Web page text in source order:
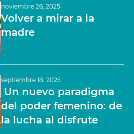
noviembre 26, 2025
Volver a mirar a la
madre
septiembre 18, 2025
Un nuevo paradigma
del poder femenino: de
la lucha al disfrute